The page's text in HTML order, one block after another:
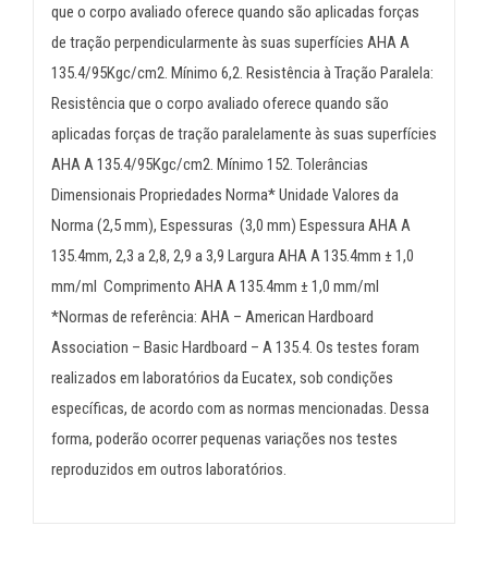
que o corpo avaliado oferece quando são aplicadas forças
de tração perpendicularmente às suas superfícies AHA A
135.4/95Kgc/cm2. Mínimo 6,2. Resistência à Tração Paralela:
Resistência que o corpo avaliado oferece quando são
aplicadas forças de tração paralelamente às suas superfícies
AHA A 135.4/95Kgc/cm2. Mínimo 152. Tolerâncias
Dimensionais Propriedades Norma* Unidade Valores da
Norma (2,5 mm), Espessuras (3,0 mm) Espessura AHA A
135.4mm, 2,3 a 2,8, 2,9 a 3,9 Largura AHA A 135.4mm ± 1,0
mm/ml Comprimento AHA A 135.4mm ± 1,0 mm/ml
*Normas de referência: AHA – American Hardboard
Association – Basic Hardboard – A 135.4. Os testes foram
realizados em laboratórios da Eucatex, sob condições
específicas, de acordo com as normas mencionadas. Dessa
forma, poderão ocorrer pequenas variações nos testes
reproduzidos em outros laboratórios.